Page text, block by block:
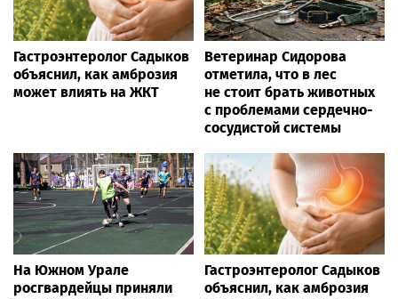
Гастроэнтеролог Садыков
объяснил, как амброзия
может влиять на ЖКТ
Ветеринар Сидорова
отметила, что в лес
не стоит брать животных
с проблемами сердечно-
сосудистой системы
На Южном Урале
росгвардейцы приняли
Гастроэнтеролог Садыков
объяснил, как амброзия